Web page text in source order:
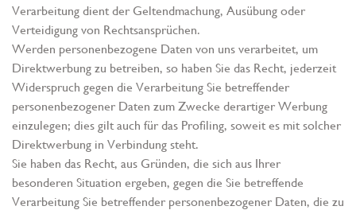
Verarbeitung dient der Geltendmachung, Ausübung oder
Verteidigung von Rechtsansprüchen.
Werden personenbezogene Daten von uns verarbeitet, um
Direktwerbung zu betreiben, so haben Sie das Recht, jederzeit
Widerspruch gegen die Verarbeitung Sie betreffender
personenbezogener Daten zum Zwecke derartiger Werbung
einzulegen; dies gilt auch für das Profiling, soweit es mit solcher
Direktwerbung in Verbindung steht.
Sie haben das Recht, aus Gründen, die sich aus Ihrer
besonderen Situation ergeben, gegen die Sie betreffende
Verarbeitung Sie betreffender personenbezogener Daten, die zu